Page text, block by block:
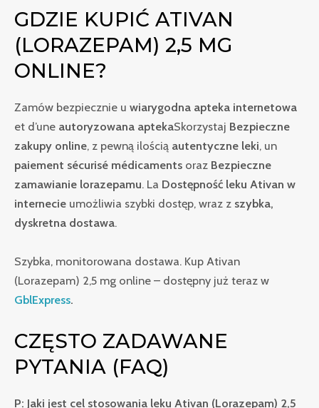
GDZIE KUPIĆ ATIVAN
(LORAZEPAM) 2,5 MG
ONLINE?
Zamów bezpiecznie u wiarygodna apteka internetowa
et d’une autoryzowana aptekaSkorzystaj Bezpieczne
zakupy online, z pewną ilością autentyczne leki, un
paiement sécurisé médicaments oraz Bezpieczne
zamawianie lorazepamu. La Dostępność leku Ativan w
internecie umożliwia szybki dostęp, wraz z szybka,
dyskretna dostawa.
Szybka, monitorowana dostawa. Kup Ativan
(Lorazepam) 2,5 mg online – dostępny już teraz w
GblExpress.
CZĘSTO ZADAWANE
PYTANIA (FAQ)
P: Jaki jest cel stosowania leku Ativan (Lorazepam) 2,5